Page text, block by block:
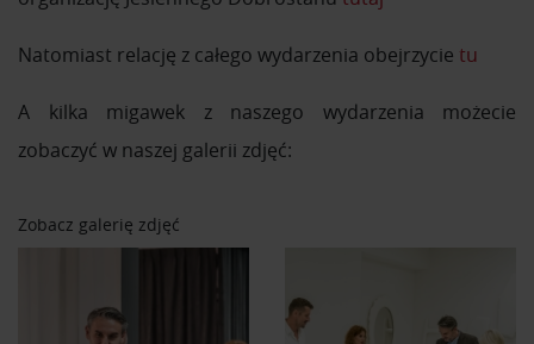
Natomiast relację z całego wydarzenia obejrzycie tu
A kilka migawek z naszego wydarzenia możecie
zobaczyć w naszej galerii zdjęć:
Zobacz galerię zdjęć